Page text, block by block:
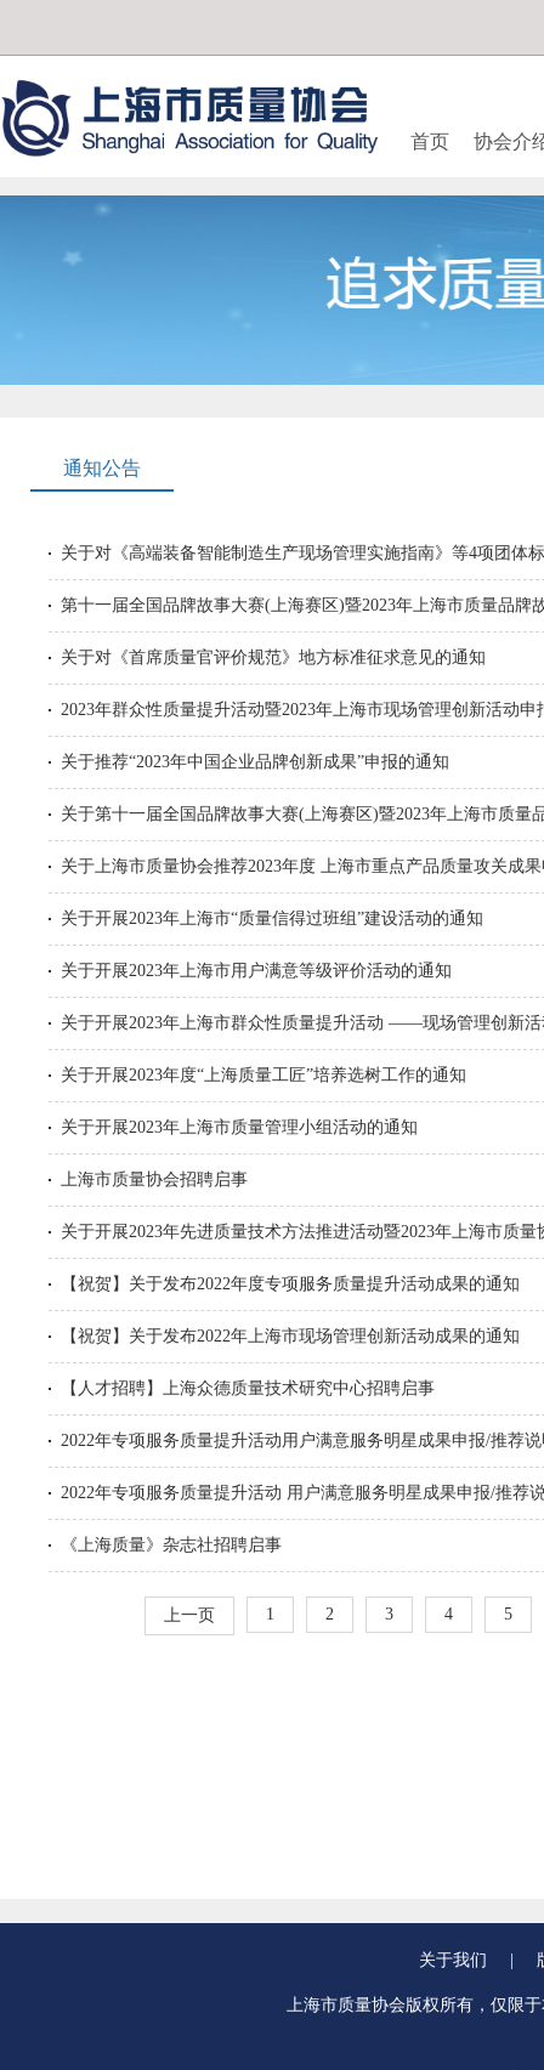
首页 协会介
通知公告
关于对《高端装备智能制造生产现场管理实施指南》等4项团体
第十一届全国品牌故事大赛(上海赛区)暨2023年上海市质量品牌
关于对《首席质量官评价规范》地方标准征求意见的通知
2023年群众性质量提升活动暨2023年上海市现场管理创新活动申
关于推荐“2023年中国企业品牌创新成果”申报的通知
关于第十一届全国品牌故事大赛(上海赛区)暨2023年上海市质量
关于上海市质量协会推荐2023年度 上海市重点产品质量攻关成
关于开展2023年上海市“质量信得过班组”建设活动的通知
关于开展2023年上海市用户满意等级评价活动的通知
关于开展2023年上海市群众性质量提升活动 ——现场管理创新
关于开展2023年度“上海质量工匠”培养选树工作的通知
关于开展2023年上海市质量管理小组活动的通知
上海市质量协会招聘启事
关于开展2023年先进质量技术方法推进活动暨2023年上海市质
【祝贺】关于发布2022年度专项服务质量提升活动成果的通知
【祝贺】关于发布2022年上海市现场管理创新活动成果的通知
【人才招聘】上海众德质量技术研究中心招聘启事
2022年专项服务质量提升活动用户满意服务明星成果申报/推荐
2022年专项服务质量提升活动 用户满意服务明星成果申报/推荐
《上海质量》杂志社招聘启事
上一页 1 2 3 4 5
关于我们
上海市质量协会版权所有，仅限